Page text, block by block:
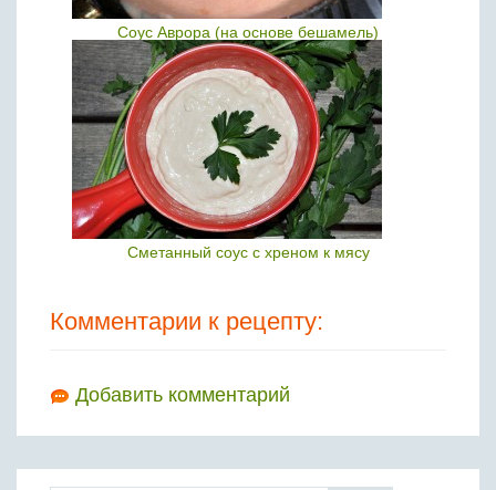
Соус Аврора (на основе бешамель)
Сметанный соус с хреном к мясу
Комментарии к рецепту:
Добавить комментарий